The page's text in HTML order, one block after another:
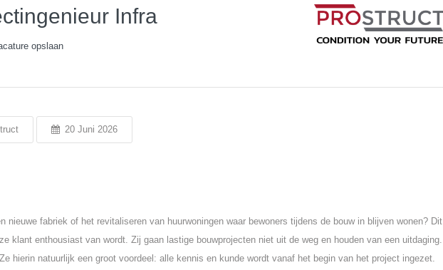
Infra
opslaan
20 Juni 2026
nieuwe fabriek of het revitaliseren van huurwoningen waar bewoners tijdens de bouw in blijven wonen? Dit
klant enthousiast van wordt. Zij gaan lastige bouwprojecten niet uit de weg en houden van een uitdaging.
hierin natuurlijk een groot voordeel: alle kennis en kunde wordt vanaf het begin van het project ingezet.